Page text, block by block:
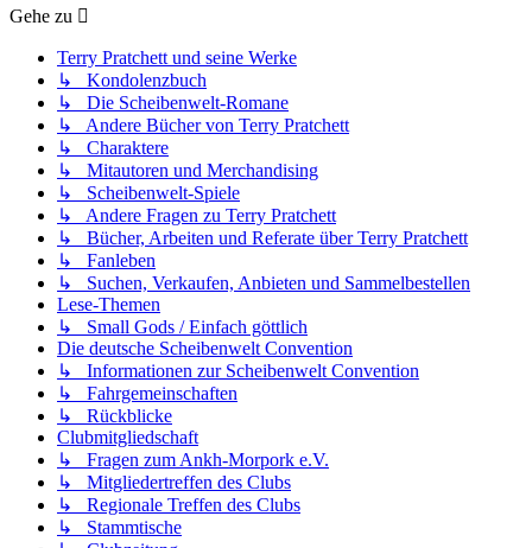
Gehe zu
Terry Pratchett und seine Werke
↳ Kondolenzbuch
↳ Die Scheibenwelt-Romane
↳ Andere Bücher von Terry Pratchett
↳ Charaktere
↳ Mitautoren und Merchandising
↳ Scheibenwelt-Spiele
↳ Andere Fragen zu Terry Pratchett
↳ Bücher, Arbeiten und Referate über Terry Pratchett
↳ Fanleben
↳ Suchen, Verkaufen, Anbieten und Sammelbestellen
Lese-Themen
↳ Small Gods / Einfach göttlich
Die deutsche Scheibenwelt Convention
↳ Informationen zur Scheibenwelt Convention
↳ Fahrgemeinschaften
↳ Rückblicke
Clubmitgliedschaft
↳ Fragen zum Ankh-Morpork e.V.
↳ Mitgliedertreffen des Clubs
↳ Regionale Treffen des Clubs
↳ Stammtische